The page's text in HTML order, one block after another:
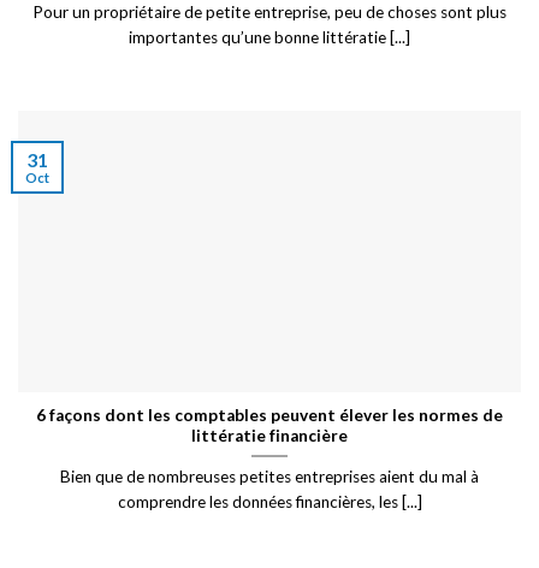
Pour un propriétaire de petite entreprise, peu de choses sont plus
importantes qu’une bonne littératie [...]
6 façons dont les comptables peuvent élever les normes de
littératie financière
Bien que de nombreuses petites entreprises aient du mal à
comprendre les données financières, les [...]
31
Oct